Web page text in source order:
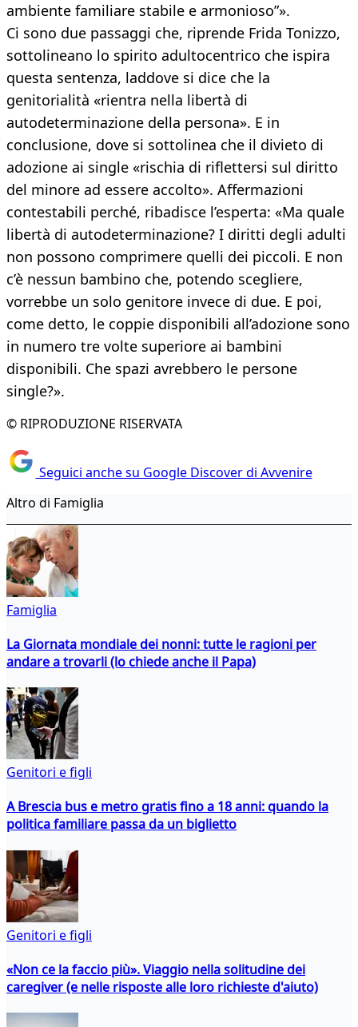
ambiente familiare stabile e armonioso”».
Ci sono due passaggi che, riprende Frida Tonizzo,
sottolineano lo spirito adultocentrico che ispira
questa sentenza, laddove si dice che la
genitorialità «rientra nella libertà di
autodeterminazione della persona». E in
conclusione, dove si sottolinea che il divieto di
adozione ai single «rischia di riflettersi sul diritto
del minore ad essere accolto». Affermazioni
contestabili perché, ribadisce l’esperta: «Ma quale
libertà di autodeterminazione? I diritti degli adulti
non possono comprimere quelli dei piccoli. E non
c’è nessun bambino che, potendo scegliere,
vorrebbe un solo genitore invece di due. E poi,
come detto, le coppie disponibili all’adozione sono
in numero tre volte superiore ai bambini
disponibili. Che spazi avrebbero le persone
single?».
© RIPRODUZIONE RISERVATA
Seguici anche su Google Discover di Avvenire
Altro di Famiglia
Famiglia
La Giornata mondiale dei nonni: tutte le ragioni per
andare a trovarli (lo chiede anche il Papa)
Genitori e figli
A Brescia bus e metro gratis fino a 18 anni: quando la
politica familiare passa da un biglietto
Genitori e figli
«Non ce la faccio più». Viaggio nella solitudine dei
caregiver (e nelle risposte alle loro richieste d'aiuto)